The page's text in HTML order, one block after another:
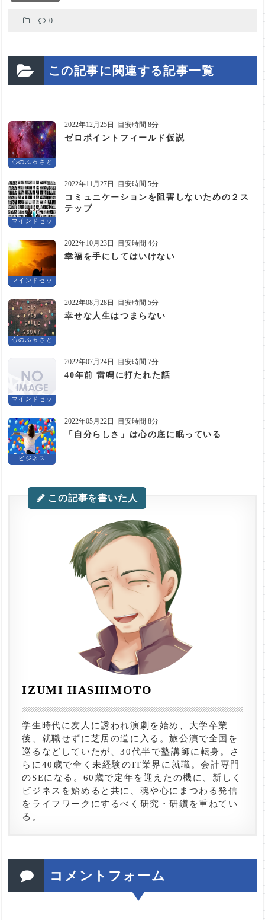
0
この記事に関連する記事一覧
心のふるさと
2022年12月25日 目安時間 8分
ゼロポイントフィールド仮説
マインドセッ
ト
2022年11月27日 目安時間 5分
コミュニケーションを阻害しないための２ス
テップ
マインドセッ
ト
2022年10月23日 目安時間 4分
幸福を手にしてはいけない
心のふるさと
2022年08月28日 目安時間 5分
幸せな人生はつまらない
マインドセッ
ト
2022年07月24日 目安時間 7分
40年前 雷鳴に打たれた話
ビジネス
2022年05月22日 目安時間 8分
「自分らしさ」は心の底に眠っている
この記事を書いた人
IZUMI HASHIMOTO
学生時代に友人に誘われ演劇を始め、大学卒業
後、就職せずに芝居の道に入る。旅公演で全国を
巡るなどしていたが、30代半で塾講師に転身。さ
らに40歳で全く未経験のIT業界に就職。会計専門
のSEになる。60歳で定年を迎えたの機に、新しく
ビジネスを始めると共に、魂や心にまつわる発信
をライフワークにするべく研究・研鑽を重ねてい
る。
コメントフォーム